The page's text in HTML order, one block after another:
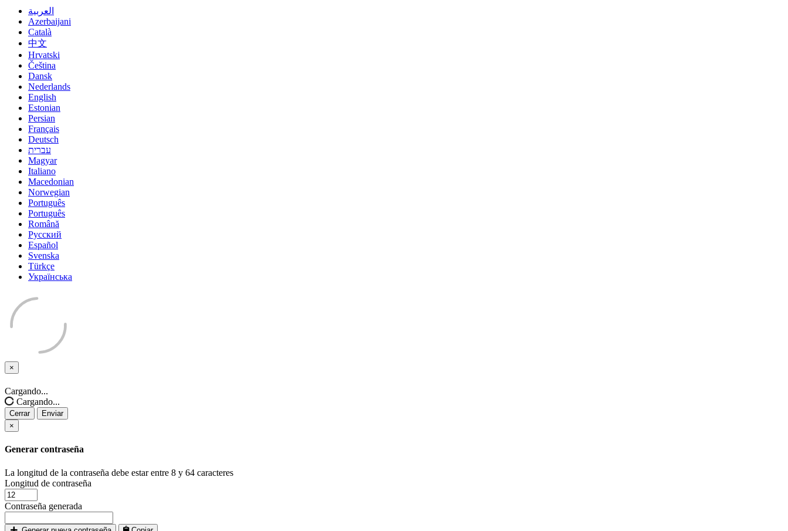
العربية
Azerbaijani
Català
中文
Hrvatski
Čeština
Dansk
Nederlands
English
Estonian
Persian
Français
Deutsch
עברית
Magyar
Italiano
Macedonian
Norwegian
Português
Português
Română
Русский
Español
Svenska
Türkçe
Українська
×
Cerrar
Cargando...
Cargando...
Cerrar
Enviar
×
Generar contraseña
La longitud de la contraseña debe estar entre 8 y 64 caracteres
Longitud de contraseña
Contraseña generada